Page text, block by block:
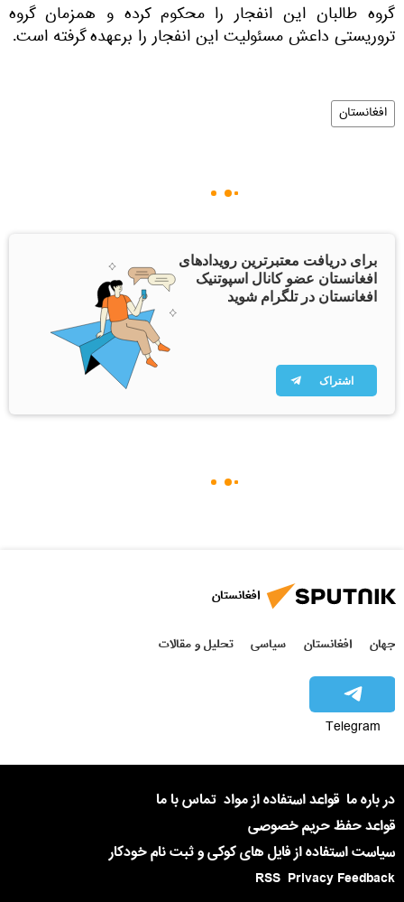
گروه طالبان این انفجار را محکوم کرده و همزمان گروه
تروریستی داعش مسئولیت این انفجار را برعهده گرفته است.
افغانستان
برای دریافت معتبرترین رویدادهای
افغانستان عضو کانال اسپوتنیک
افغانستان در تلگرام شوید
اشتراک
افغانستان
جهان افغانستان سیاسی تحلیل و مقالات
Telegram
در باره ما قواعد استفاده از مواد تماس با ما
قواعد حفظ حریم خصوصی
سیاست استفاده از فایل های کوکی و ثبت نام خودکار
Privacy Feedback
RSS